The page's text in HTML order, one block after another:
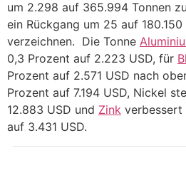
um 2.298 auf 365.994 Tonnen
ein Rückgang um 25 auf 180.150
verzeichnen. Die Tonne
0,3 Prozent auf 2.223 USD, für
Prozent auf 2.571 USD nach
Prozent auf 7.194 USD, Nickel
12.883 USD und Zink verbessert
auf 3.431 USD.